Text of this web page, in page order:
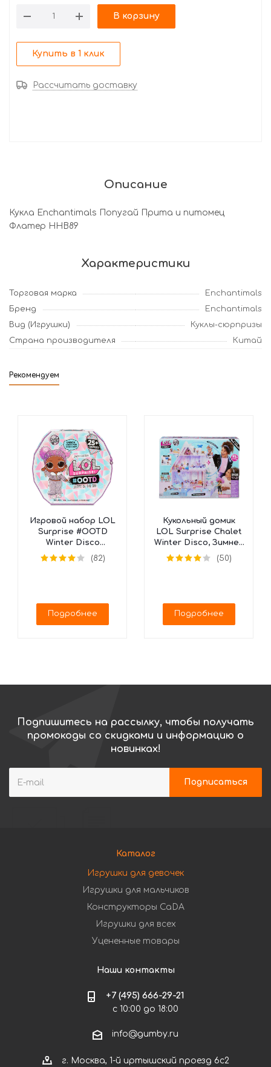
В корзину
Купить в 1 клик
Рассчитать доставку
Описание
Кукла Enchantimals Попугай Прита и питомец
Флатер HHB89
Характеристики
Торговая марка
Enchantimals
Бренд
Enchantimals
Вид (Игрушки)
Куклы-сюрпризы
Страна производителя
Китай
Рекомендуем
Игровой набор LOL
Surprise #OOTD
Winter Disco
Календарь, 562504
(25 сюрпризов)
(82)
Подробнее
Кукольный домик
LOL Surprise Chalet
Winter Disco, Зимнее
Шале, 562207
(50)
Подробнее
Подпишитесь на рассылку, чтобы получать
промокоды со скидками и информацию о
новинках!
Каталог
Игрушки для девочек
Игрушки для мальчиков
Конструкторы CaDA
Игрушки для всех
Уцененные товары
Наши контакты
+7 (495) 666-29-21
с 10:00 до 18:00
info@gumby.ru
г. Москва, 1-й иртышский проезд 6с2